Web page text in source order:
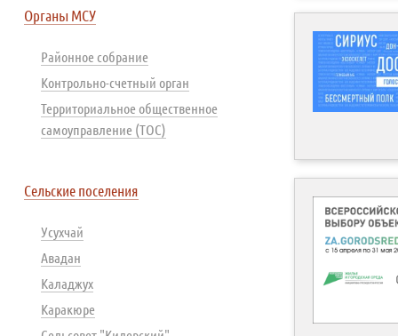
Органы МСУ
Районное собрание
Контрольно-счетный орган
Территориальное общественное
самоуправление (ТОС)
Сельские поселения
Усухчай
Авадан
Каладжух
Каракюре